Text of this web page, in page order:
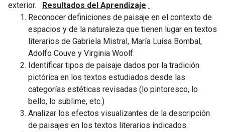
exterior. Resultados del Aprendizaje
Reconocer definiciones de paisaje en el contexto de
espacios y de la naturaleza que tienen lugar en textos
literarios de Gabriela Mistral, María Luisa Bombal,
Adolfo Couve y Virginia Woolf.
Identificar tipos de paisaje dados por la tradición
pictórica en los textos estudiados desde las
categorías estéticas revisadas (lo pintoresco, lo
bello, lo sublime, etc.)
Analizar los efectos visualizantes de la descripción
de paisajes en los textos literarios indicados.